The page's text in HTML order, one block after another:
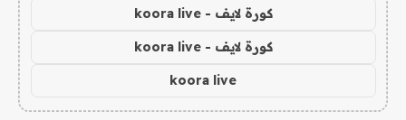
كورة لايف - koora live
كورة لايف - koora live
koora live